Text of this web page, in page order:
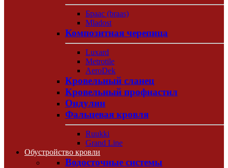
Браас (braas)
Mladost
Композитная черепица
Luxard
Metrotile
AeroDek
Кровельный сланец
Кровельный профнастил
Ондулин
Фальцевая кровля
Ruukki
Grand Line
Обустройство кровли
Водосточные системы